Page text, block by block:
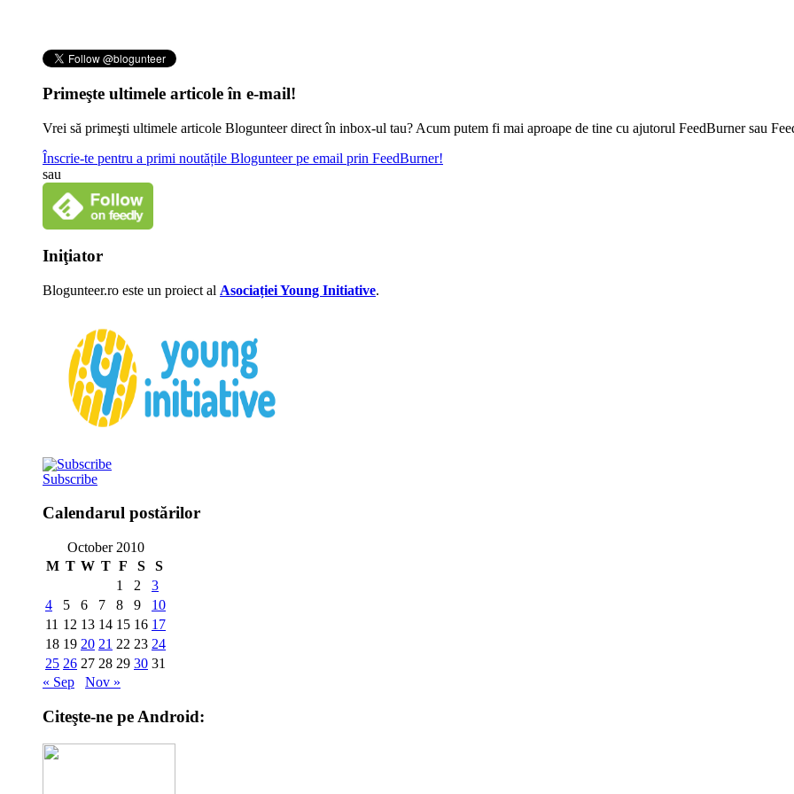
Primeşte ultimele articole în e-mail!
Vrei să primeşti ultimele articole Blogunteer direct în inbox-ul tau? Acum putem fi mai aproape de tine cu ajutorul FeedBurner sau
Înscrie-te pentru a primi noutățile Blogunteer pe email prin FeedBurner!
sau
Iniţiator
Blogunteer.ro este un proiect al Asociației Young Initiative.
Subscribe
Calendarul postărilor
October 2010
M T W T F S
S
1
2
3
4
5 6 7 8 9
10
11 12 13 14 15 16 17
18 19 20 21 22 23 24
25 26 27 28 29 30 31
« Sep
Nov »
Citeşte-ne pe Android: